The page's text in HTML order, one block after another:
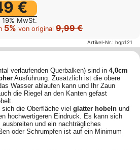
€
MwSt.
5% von original 9,99 €
Artikel-Nr.: hqp121
verlaufenden Querbalken) sind in 4,0cm
Ausführung. Zusätzlich ist die obere
Wasser ablaufen kann und Ihr Zaun
die Riegel an den Kanten gefast
sich die Oberfläche viel glatter hobeln und
hochwertigeren Eindruck. Es kann sich
und ein nachträgliches
oder Schrumpfen ist auf ein Minimum